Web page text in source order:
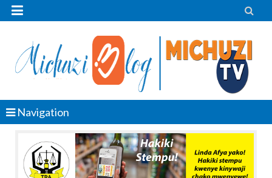
 
Navigation